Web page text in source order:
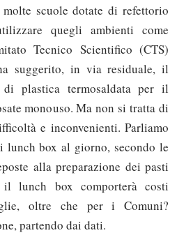
scuole dotate di refettorio
quegli ambienti come
Tecnico Scientifico (CTS)
suggerito, in via residuale, il
plastica termosaldata per il
monouso. Ma non si tratta di
e inconvenienti. Parliamo
box al giorno, secondo le
alla preparazione dei pasti
lunch box comporterà costi
oltre che per i Comuni?
partendo dai dati.